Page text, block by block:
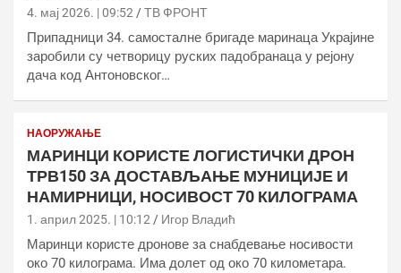
4. мај 2026. | 09:52 ТВ ФРОНТ
Припадници 34. самосталне бригаде маринаца Украјине
заробили су четворицу руских падобранаца у рејону
дача код Антоновског…
НАОРУЖАЊЕ
МАРИНЦИ КОРИСТЕ ЛОГИСТИЧКИ ДРОН
ТРВ150 ЗА ДОСТАВЉАЊЕ МУНИЦИЈЕ И
НАМИРНИЦИ, НОСИВОСТ 70 КИЛОГРАМА
1. април 2025. | 10:12 Игор Владић
Маринци користе дронове за снабдевање носивости
око 70 килограма. Има долет од око 70 километара.